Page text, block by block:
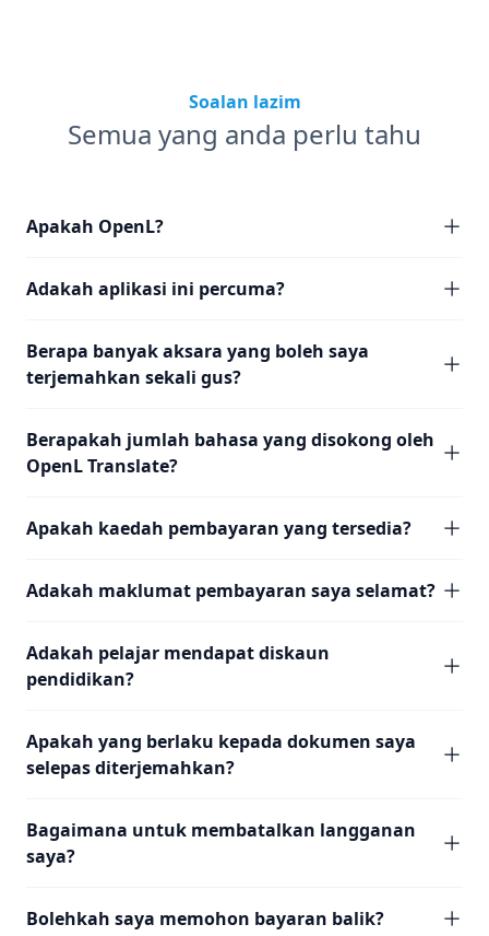
Soalan lazim
Semua yang anda perlu tahu
Apakah OpenL?
Adakah aplikasi ini percuma?
Berapa banyak aksara yang boleh saya
terjemahkan sekali gus?
Berapakah jumlah bahasa yang disokong oleh
OpenL Translate?
Apakah kaedah pembayaran yang tersedia?
Adakah maklumat pembayaran saya selamat?
Adakah pelajar mendapat diskaun
pendidikan?
Apakah yang berlaku kepada dokumen saya
selepas diterjemahkan?
Bagaimana untuk membatalkan langganan
saya?
Bolehkah saya memohon bayaran balik?